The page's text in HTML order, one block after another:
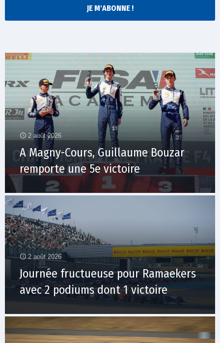
JE M'ABONNE !
2 août 2026
A Magny-Cours, Guillaume Bouzar
remporte une 5e victoire
2 août 2026
Journée fructueuse pour Ramaekers
avec 2 podiums dont 1 victoire